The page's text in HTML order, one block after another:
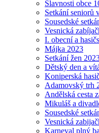
Slavnosti obce
Setkání seniorů
Sousedské
Vesnická
I. obecní a
Májka 2023
Setkání žen
Dětský den a
Koniperská
Adamovský trh
Andělská cesta
Mikuláš a
Sousedské
Vesnická
Karneval plný